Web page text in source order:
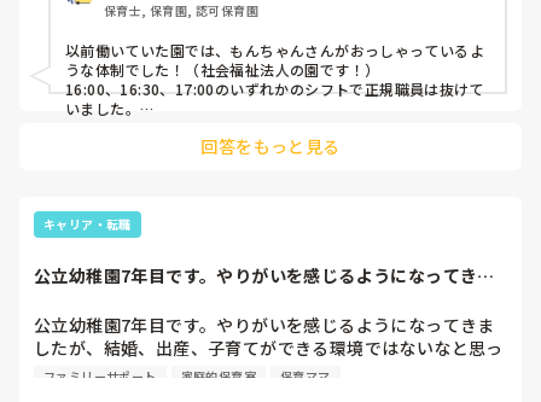
おかえりの会後の人員体制、教えて頂けると嬉しいです。
保育士, 保育園, 認可保育園
以前働いていた園では、もんちゃんさんがおっしゃっているよ
うな体制でした！（社会福祉法人の園です！）
16:00、16:30、17:00のいずれかのシフトで正規職員は抜けて
いました。
り、連携もとれていたので問題は無かったです！
としては問題ないように思います。あとはお互いの信頼関係で
すね。
だれが進めるかという点に関してもコミュニケーションだと思
ば、正職員がいない場で思うままに子どもたちと楽しんでみて
はどうかなと思いました♩
回答になっているかわかりませんが…！
回答をもっと見る
キャリア・転職
公立幼稚園7年目です。やりがいを感じるようになってきま
公立幼稚園7年目です。やりがいを感じるようになってきま
したが、結婚、出産、子育てができる環境ではないなと思っ
ています。周りの友達も結婚し、子育てをしています。土
ファミリーサポート 家庭的保育室 保育ママ